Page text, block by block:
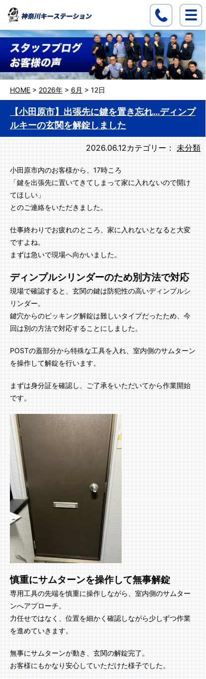
HOME > 2026年 > 6月 > 12日
【小田原市】出張先に鍵を置き忘れ…ディンプ
ルキーの玄関を解錠しました
2026.06.12カテゴリー： 未分類
小田原市内のお客様から、17時ころ
「鍵を出張先に置いてきてしまって家に入れないので開け
てほしい」
とのご連絡をいただきました。
仕事終わりでお疲れのところ、家に入れないとなると大変
ですよね。
まずは急いで現場へ向かいました。
ディンプルシリンダーのため別方法で対応
現場で確認すると、玄関の鍵は防犯性の高いディンプルシ
リンダー。
鍵穴からのピッキング解錠は難しいタイプだったため、今
回は別の方法で対応することにしました。
POSTの蓋部分から特殊な工具を入れ、室内側のサムターン
を操作して解錠を行います。
まずは身分証を確認し、ご了承をいただいてから作業開始
です。
慎重にサムターンを操作して無事解錠
専用工具の先端を慎重に操作しながら、室内側のサムター
ンへアプローチ。
力任せではなく、位置を細かく確認しながら少しずつ作業
を進めていきます。
無事にサムターンが動き、玄関の解錠完了。
お客様にもかなり安心していただけた様子でした。